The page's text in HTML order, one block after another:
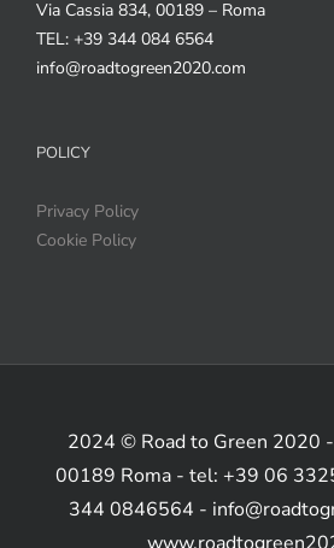
Via Cassia 834, 00189 – Roma
TEL: +39 344 084 6564
info@roadtogreen2020.com
POLICY
Privacy Policy
Cookie Policy
2024 © Road to Green 2020
00189 Roma - tel: +39 06
344 0846564 -